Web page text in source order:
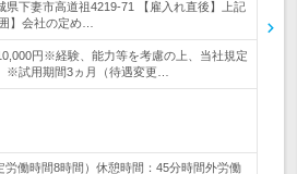
県下妻市高道祖4219-71 【雇入れ直後】上記
】会社の定め…
円※経験、能力等を考慮の上、当社規定
※試用期間3ヵ月（待遇変更…
労働時間8時間）休憩時間：45分時間外労働